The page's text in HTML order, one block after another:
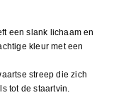
een slank lichaam en
kleur met een
streep die zich
tot de staartvin.